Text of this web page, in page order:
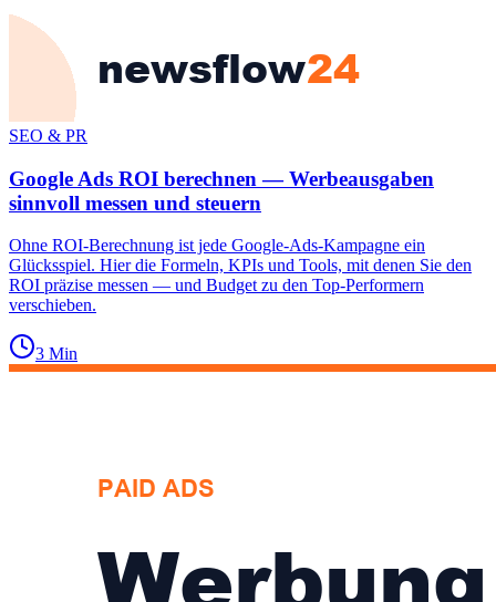
SEO & PR
Google Ads ROI berechnen — Werbeausgaben
sinnvoll messen und steuern
Ohne ROI-Berechnung ist jede Google-Ads-Kampagne ein
Glücksspiel. Hier die Formeln, KPIs und Tools, mit denen Sie den
ROI präzise messen — und Budget zu den Top-Performern
verschieben.
3 Min